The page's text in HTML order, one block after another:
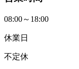
08:00～18:00
休業日
不定休